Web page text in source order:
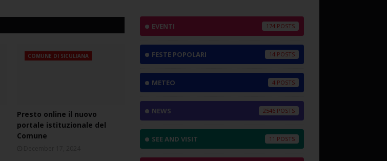
COMUNE DI SICULIANA
Presto online il nuovo
portale istituzionale del
Comune
EVENTI 174
FESTE POPOLARI 14
METEO 4
NEWS 2546
SEE AND VISIT 11